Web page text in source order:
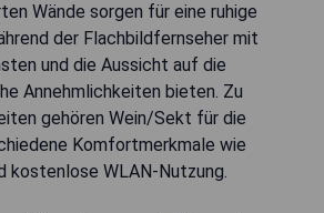
Wände sorgen für eine ruhige
der Flachbildfernseher mit
und die Aussicht auf die
Annehmlichkeiten bieten. Zu
gehören Wein/Sekt für die
Komfortmerkmale wie
kostenlose WLAN-Nutzung.